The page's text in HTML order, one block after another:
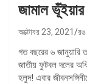
জামাল
অক্টোবর 23, 2021
গত বছরের ৬ জানুয়ারি
জাতীয় ফুটবল দলের
হলুদ! এবার